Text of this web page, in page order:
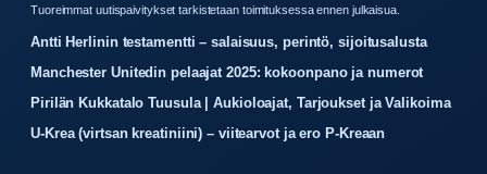
Tuoreimmat uutispaivitykset tarkistetaan toimituksessa ennen julkaisua.
Antti Herlinin testamentti – salaisuus, perintö, sijoitusalusta
Manchester Unitedin pelaajat 2025: kokoonpano ja numerot
Pirilän Kukkatalo Tuusula | Aukioloajat, Tarjoukset ja Valikoima
U-Krea (virtsan kreatiniini) – viitearvot ja ero P-Kreaan